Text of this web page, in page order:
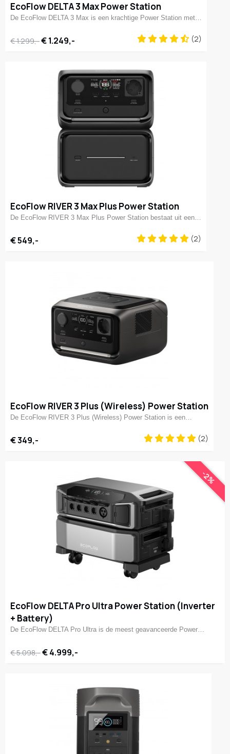
EcoFlow DELTA 3 Max Power Station
De EcoFlow DELTA 3 Max is een krachtige Power Station met…
€ 1.299,-€ 1.249,- (2)
EcoFlow RIVER 3 Max Plus Power Station
De EcoFlow RIVER 3 Max Plus Power Station bestaat uit een…
€ 549,- (2)
EcoFlow RIVER 3 Plus (Wireless) Power Station
De EcoFlow RIVER 3 Plus (Wireless) Power Station is een…
€ 349,- (2)
-2%
EcoFlow DELTA Pro Ultra Power Station (Inverter
+ Battery)
De EcoFlow DELTA Pro Ultra is de meest geavanceerde Power…
€ 5.098,-€ 4.999,-